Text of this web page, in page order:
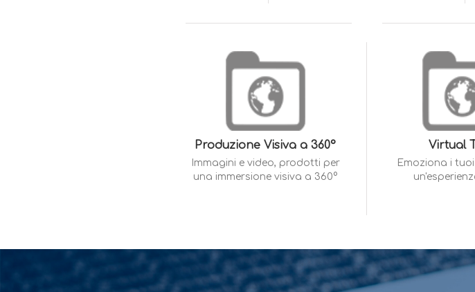
Produzione Visiva a 360°
Immagini e video, prodotti per
una immersione visiva a 360°
Virtual
Emoziona i